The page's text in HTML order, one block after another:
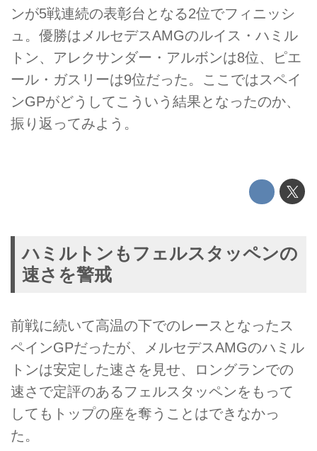
ンが5戦連続の表彰台となる2位でフィニッシ
ュ。優勝はメルセデスAMGのルイス・ハミル
トン、アレクサンダー・アルボンは8位、ピエ
ール・ガスリーは9位だった。ここではスペイ
ンGPがどうしてこういう結果となったのか、
振り返ってみよう。
ハミルトンもフェルスタッペンの
速さを警戒
前戦に続いて高温の下でのレースとなったス
ペインGPだったが、メルセデスAMGのハミル
トンは安定した速さを見せ、ロングランでの
速さで定評のあるフェルスタッペンをもって
してもトップの座を奪うことはできなかっ
た。